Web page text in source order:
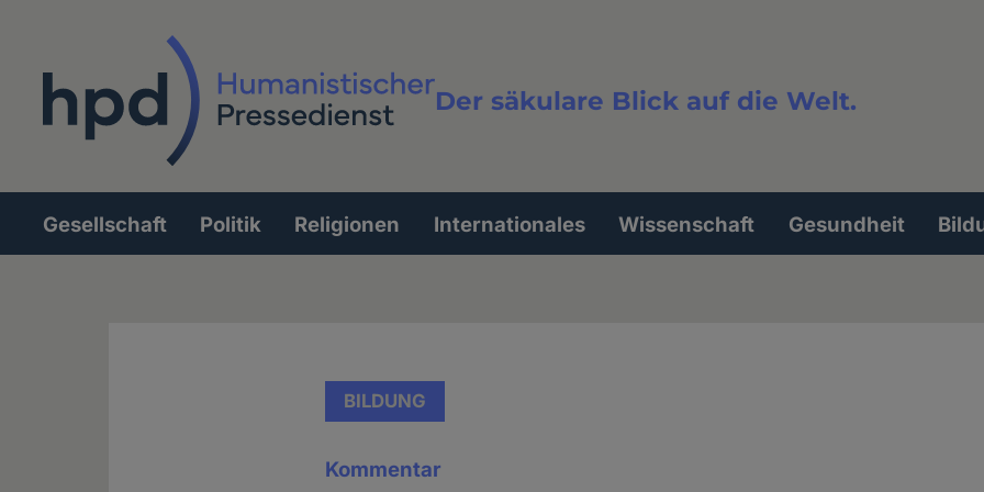
Der säkulare Blick auf die Welt.
Volltextsuche
Hauptnavigation
Gesellschaft Politik Religionen Internationales Wissenschaft Gesundheit
BILDUNG
Kommentar